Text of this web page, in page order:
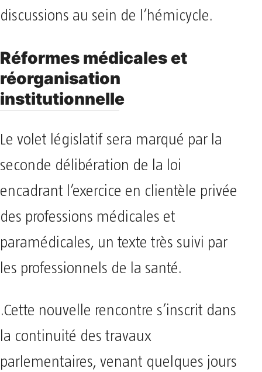
discussions au sein de l’hémicycle.
​Réformes médicales et
réorganisation
institutionnelle
​Le volet législatif sera marqué par la
seconde délibération de la loi
encadrant l’exercice en clientèle privée
des professions médicales et
paramédicales, un texte très suivi par
les professionnels de la santé.
.Cette nouvelle rencontre s’inscrit dans
la continuité des travaux
parlementaires, venant quelques jours